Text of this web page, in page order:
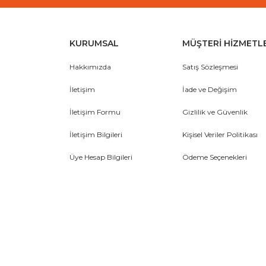
KURUMSAL
Hakkımızda
İletişim
İletişim Formu
İletişim Bilgileri
Üye Hesap Bilgileri
MÜŞTERİ
Satış Sözleşmesi
İade ve Değişim
Gizlilik ve Güvenlik
Kişisel Veriler Politikası
Ödeme Seçenekleri